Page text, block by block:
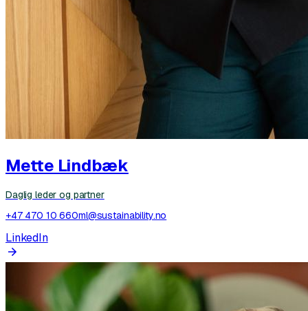
Mette Lindbæk
Daglig leder og partner
+47 470 10 660ml@sustainability.no
LinkedIn